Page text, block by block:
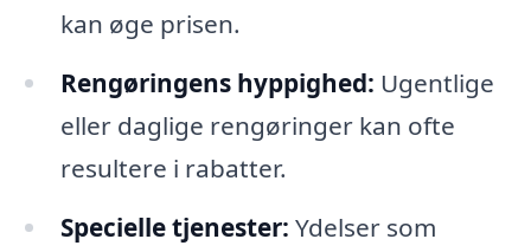
kan øge prisen.
Rengøringens hyppighed: Ugentlige
eller daglige rengøringer kan ofte
resultere i rabatter.
Specielle tjenester: Ydelser som